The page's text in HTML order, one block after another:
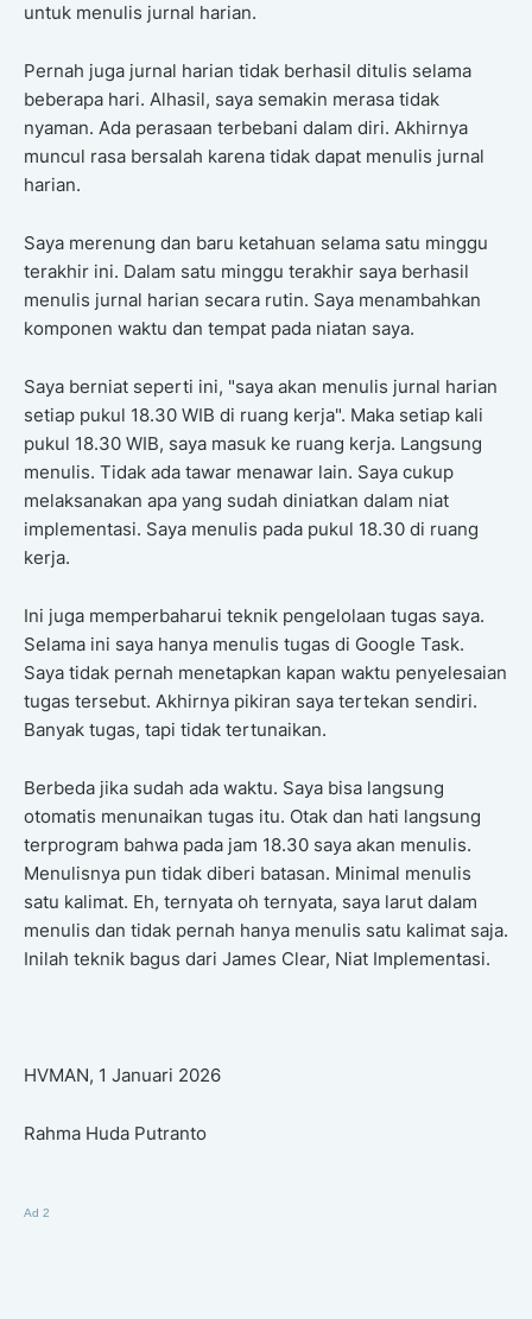
untuk menulis jurnal harian.
Pernah juga jurnal harian tidak berhasil ditulis selama
beberapa hari. Alhasil, saya semakin merasa tidak
nyaman. Ada perasaan terbebani dalam diri. Akhirnya
muncul rasa bersalah karena tidak dapat menulis jurnal
harian.
Saya merenung dan baru ketahuan selama satu minggu
terakhir ini. Dalam satu minggu terakhir saya berhasil
menulis jurnal harian secara rutin. Saya menambahkan
komponen waktu dan tempat pada niatan saya.
Saya berniat seperti ini, "saya akan menulis jurnal harian
setiap pukul 18.30 WIB di ruang kerja". Maka setiap kali
pukul 18.30 WIB, saya masuk ke ruang kerja. Langsung
menulis. Tidak ada tawar menawar lain. Saya cukup
melaksanakan apa yang sudah diniatkan dalam niat
implementasi. Saya menulis pada pukul 18.30 di ruang
kerja.
Ini juga memperbaharui teknik pengelolaan tugas saya.
Selama ini saya hanya menulis tugas di Google Task.
Saya tidak pernah menetapkan kapan waktu penyelesaian
tugas tersebut. Akhirnya pikiran saya tertekan sendiri.
Banyak tugas, tapi tidak tertunaikan.
Berbeda jika sudah ada waktu. Saya bisa langsung
otomatis menunaikan tugas itu. Otak dan hati langsung
terprogram bahwa pada jam 18.30 saya akan menulis.
Menulisnya pun tidak diberi batasan. Minimal menulis
satu kalimat. Eh, ternyata oh ternyata, saya larut dalam
menulis dan tidak pernah hanya menulis satu kalimat saja.
Inilah teknik bagus dari James Clear, Niat Implementasi.
HVMAN, 1 Januari 2026
Rahma Huda Putranto
Ad 2